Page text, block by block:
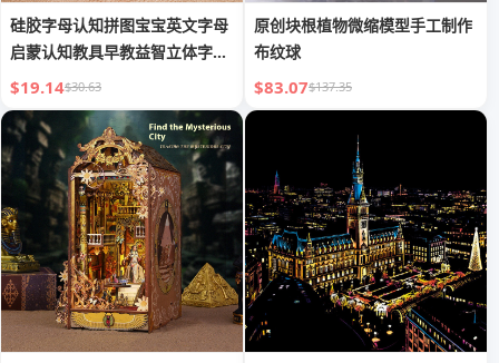
硅胶字母认知拼图宝宝英文字母
启蒙认知教具早教益智立体字母
拼图
$19.14$30.63
原创块根植物微缩模型手工制作
布纹球
$83.07$137.35